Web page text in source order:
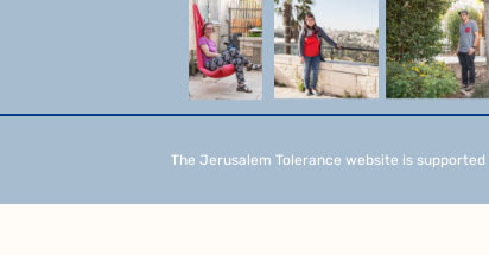
The Jerusalem Tolerance website is